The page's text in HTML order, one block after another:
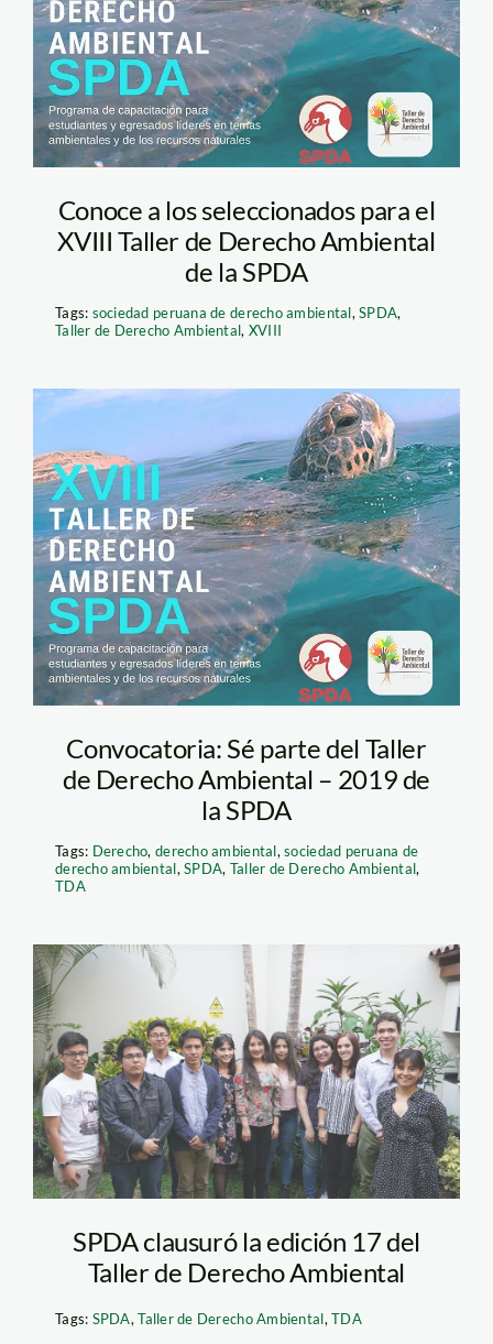
Acuerdo de Escazú?
Conoce a los seleccionados para el
XVIII Taller de Derecho Ambiental
de la SPDA
Tags: sociedad peruana de derecho ambiental,SPDA,
Taller de Derecho Ambiental, XVIII
Copia de ¿Por qué
Perú debe ratificar el
Acuerdo de Escazú?
Convocatoria: Sé parte del Taller
de Derecho Ambiental – 2019 de
la SPDA
Tags: Derecho,derecho ambiental,sociedad peruana de
derecho ambiental,SPDA, Taller de Derecho Ambiental,
TDA
Taller SPDA
SPDA clausuró la edición 17 del
Taller de Derecho Ambiental
Tags: SPDA,Taller de Derecho Ambiental,TDA